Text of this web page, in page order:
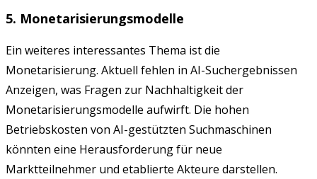
5. Monetarisierungsmodelle
Ein weiteres interessantes Thema ist die
Monetarisierung. Aktuell fehlen in AI-Suchergebnissen
Anzeigen, was Fragen zur Nachhaltigkeit der
Monetarisierungsmodelle aufwirft. Die hohen
Betriebskosten von AI-gestützten Suchmaschinen
könnten eine Herausforderung für neue
Marktteilnehmer und etablierte Akteure darstellen.